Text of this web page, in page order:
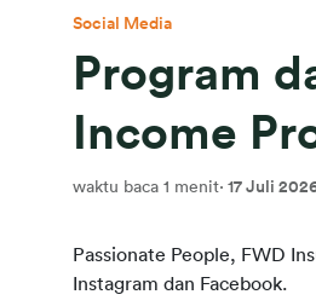
Social Media
Program
Income
waktu baca 1 menit· 17 Juli
Passionate People, FWD
Instagram dan Facebook.